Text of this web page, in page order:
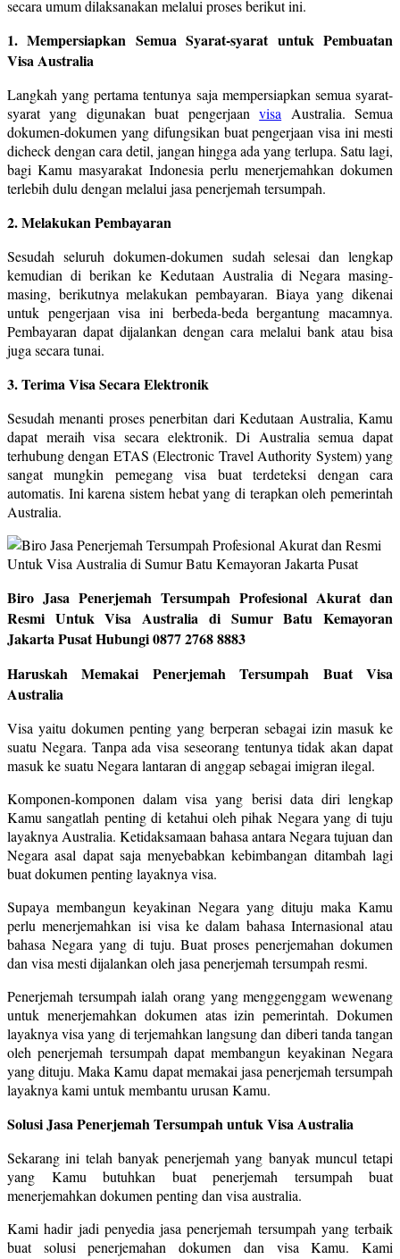
secara umum dilaksanakan melalui proses berikut ini.
1. Mempersiapkan Semua Syarat-syarat untuk Pembuatan
Visa Australia
Langkah yang pertama tentunya saja mempersiapkan semua syarat-
syarat yang digunakan buat pengerjaanvisa Australia. Semua
dokumen-dokumen yang difungsikan buat pengerjaan visa ini mesti
dicheck dengan cara detil, jangan hingga ada yang terlupa. Satu lagi,
bagi Kamu masyarakat Indonesia perlu menerjemahkan dokumen
terlebih dulu dengan melalui jasa penerjemah tersumpah.
2. Melakukan Pembayaran
Sesudah seluruh dokumen-dokumen sudah selesai dan lengkap
kemudian di berikan ke Kedutaan Australia di Negara masing-
masing, berikutnya melakukan pembayaran. Biaya yang dikenai
untuk pengerjaan visa ini berbeda-beda bergantung macamnya.
Pembayaran dapat dijalankan dengan cara melalui bank atau bisa
juga secara tunai.
3. Terima Visa Secara Elektronik
Sesudah menanti proses penerbitan dari Kedutaan Australia, Kamu
dapat meraih visa secara elektronik. Di Australia semua dapat
terhubung dengan ETAS (Electronic Travel Authority System) yang
sangat mungkin pemegang visa buat terdeteksi dengan cara
automatis. Ini karena sistem hebat yang di terapkan oleh pemerintah
Australia.
Biro Jasa Penerjemah Tersumpah Profesional Akurat dan
Resmi Untuk Visa Australia di Sumur Batu Kemayoran
Jakarta Pusat Hubungi 0877 2768 8883
Haruskah Memakai Penerjemah Tersumpah Buat Visa
Australia
Visa yaitu dokumen penting yang berperan sebagai izin masuk ke
suatu Negara. Tanpa ada visa seseorang tentunya tidak akan dapat
masuk ke suatu Negara lantaran di anggap sebagai imigran ilegal.
Komponen-komponen dalam visa yang berisi data diri lengkap
Kamu sangatlah penting di ketahui oleh pihak Negara yang di tuju
layaknya Australia. Ketidaksamaan bahasa antara Negara tujuan dan
Negara asal dapat saja menyebabkan kebimbangan ditambah lagi
buat dokumen penting layaknya visa.
Supaya membangun keyakinan Negara yang dituju maka Kamu
perlu menerjemahkan isi visa ke dalam bahasa Internasional atau
bahasa Negara yang di tuju. Buat proses penerjemahan dokumen
dan visa mesti dijalankan oleh jasa penerjemah tersumpah resmi.
Penerjemah tersumpah ialah orang yang menggenggam wewenang
untuk menerjemahkan dokumen atas izin pemerintah. Dokumen
layaknya visa yang di terjemahkan langsung dan diberi tanda tangan
oleh penerjemah tersumpah dapat membangun keyakinan Negara
yang dituju. Maka Kamu dapat memakai jasa penerjemah tersumpah
layaknya kami untuk membantu urusan Kamu.
Solusi Jasa Penerjemah Tersumpah untuk Visa Australia
Sekarang ini telah banyak penerjemah yang banyak muncul tetapi
yang Kamu butuhkan buat penerjemah tersumpah buat
menerjemahkan dokumen penting dan visa australia.
Kami hadir jadi penyedia jasa penerjemah tersumpah yang terbaik
buat solusi penerjemahan dokumen dan visa Kamu. Kami